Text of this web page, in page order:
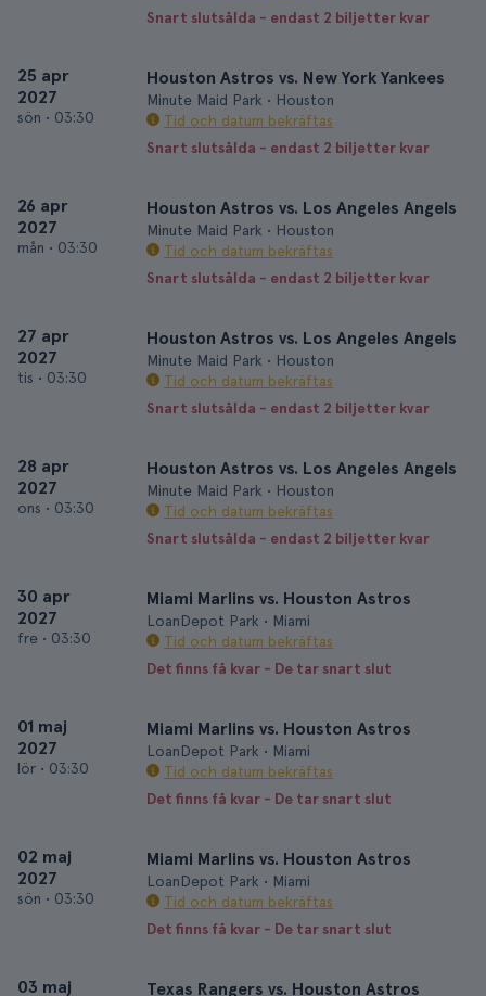
Snart slutsålda - endast 2 biljetter kvar
25 apr
2027
sön • 03:30
Houston Astros vs. New York Yankees
Minute Maid Park • Houston
Tid och datum bekräftas
Snart slutsålda - endast 2 biljetter kvar
26 apr
2027
mån • 03:30
Houston Astros vs. Los Angeles Angels
Minute Maid Park • Houston
Tid och datum bekräftas
Snart slutsålda - endast 2 biljetter kvar
27 apr
2027
tis • 03:30
Houston Astros vs. Los Angeles Angels
Minute Maid Park • Houston
Tid och datum bekräftas
Snart slutsålda - endast 2 biljetter kvar
28 apr
2027
ons • 03:30
Houston Astros vs. Los Angeles Angels
Minute Maid Park • Houston
Tid och datum bekräftas
Snart slutsålda - endast 2 biljetter kvar
30 apr
2027
fre • 03:30
Miami Marlins vs. Houston Astros
LoanDepot Park • Miami
Tid och datum bekräftas
Det finns få kvar - De tar snart slut
01 maj
2027
lör • 03:30
Miami Marlins vs. Houston Astros
LoanDepot Park • Miami
Tid och datum bekräftas
Det finns få kvar - De tar snart slut
02 maj
2027
sön • 03:30
Miami Marlins vs. Houston Astros
LoanDepot Park • Miami
Tid och datum bekräftas
Det finns få kvar - De tar snart slut
03 maj Texas Rangers vs. Houston Astros